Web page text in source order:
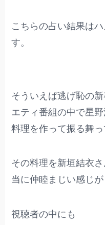
こちらの占い結果は
す。
そういえば逃げ恥の
エティ番組の中で星
料理を作って振る舞っ
その料理を新垣結衣
当に仲睦まじい感じが
視聴者の中にも